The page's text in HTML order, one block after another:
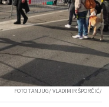
FOTO TANJUG/ VLADIMIR ŠPORČIĆ/